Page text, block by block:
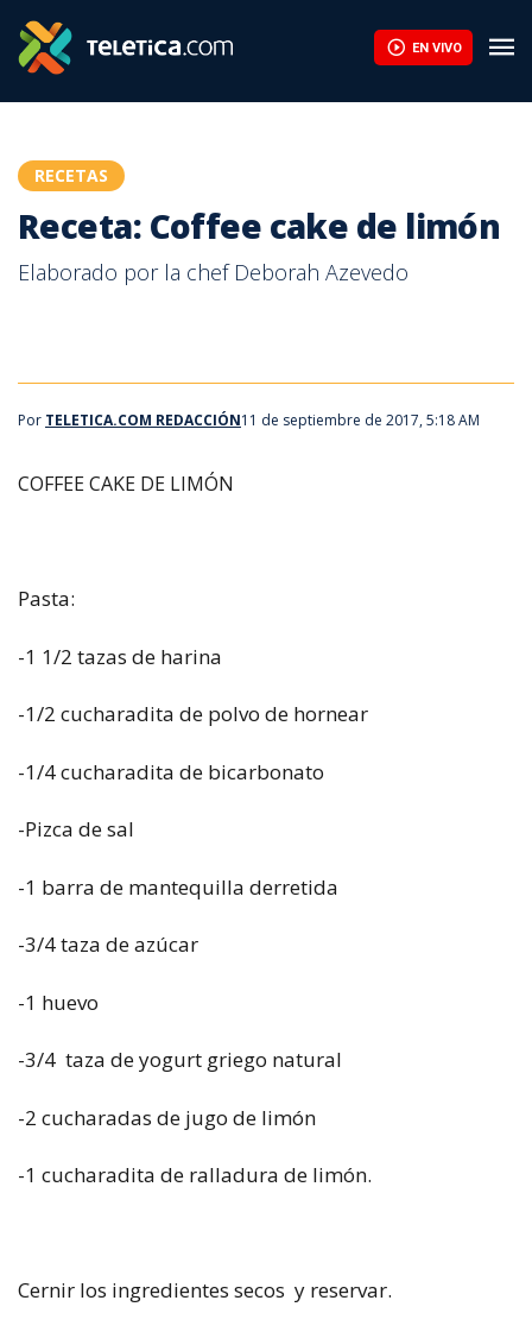
EN VIVO
RECETAS
Receta: Coffee cake de limón
Elaborado por la chef Deborah Azevedo
Por TELETICA.COM REDACCIÓN11 de septiembre de 2017, 5:18 AM
COFFEE CAKE DE LIMÓN
Pasta:
-1 1/2 tazas de harina
-1/2 cucharadita de polvo de hornear
-1/4 cucharadita de bicarbonato
-Pizca de sal
-1 barra de mantequilla derretida
-3/4 taza de azúcar
-1 huevo
-3/4 taza de yogurt griego natural
-2 cucharadas de jugo de limón
-1 cucharadita de ralladura de limón.
Cernir los ingredientes secos y reservar.